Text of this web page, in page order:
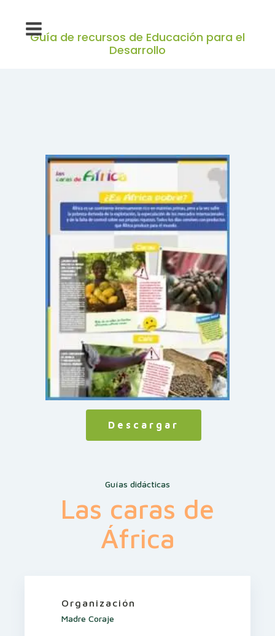
Guía de recursos de Educación para el
Desarrollo
Descargar
Guías didácticas
Las caras de
África
Organización
Madre Coraje